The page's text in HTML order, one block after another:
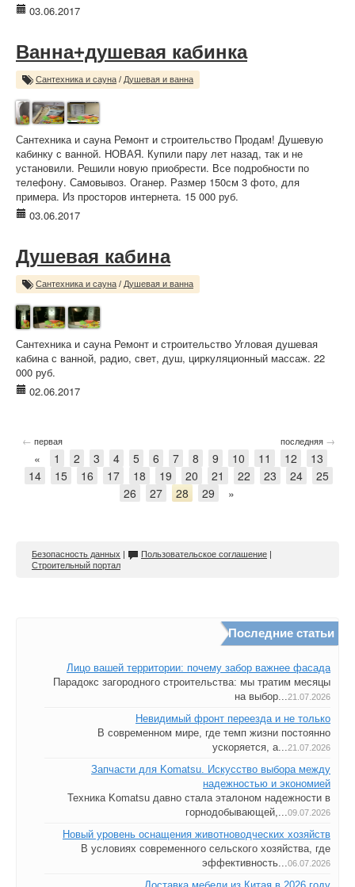
03.06.2017
Ванна+душевая кабинка
Сантехника и сауна / Душевая и ванна
Сантехника и сауна Ремонт и строительство Продам! Душевую
кабинку с ванной. НОВАЯ. Купили пару лет назад, так и не
установили. Решили новую приобрести. Все подробности по
телефону. Самовывоз. Оганер. Размер 150см 3 фото, для
примера. Из просторов интернета. 15 000 руб.
03.06.2017
Душевая кабина
Сантехника и сауна / Душевая и ванна
Сантехника и сауна Ремонт и строительство Угловая душевая
кабина с ванной, радио, свет, душ, циркуляционный массаж. 22
000 руб.
02.06.2017
← первая последняя →
« 1 2 3 4 5 6 7 8 9 10 11 12
13
14
15 16 17 18 19 20 21 22 23 24
25
26
27 28 29 »
Безопасность данных | Пользовательское соглашение |
Строительный портал
Последние статьи
Лицо вашей территории: почему забор важнее фасада
Парадокс загородного строительства: мы тратим месяцы
на выбор...21.07.2026
Невидимый фронт переезда и не только
В современном мире, где темп жизни постоянно
ускоряется, а...21.07.2026
Запчасти для Komatsu. Искусство выбора между
надежностью и экономией
Техника Komatsu давно стала эталоном надежности в
горнодобывающей,...09.07.2026
Новый уровень оснащения животноводческих хозяйств
В условиях современного сельского хозяйства, где
эффективность...06.07.2026